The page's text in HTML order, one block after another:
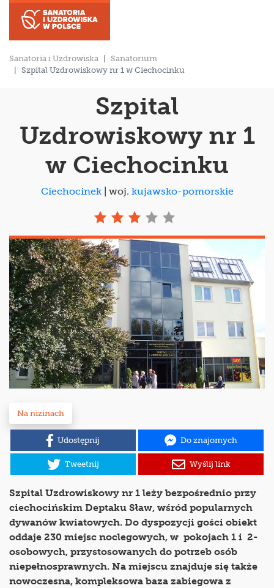
Sanatoria i Uzdrowiska
Sanatorium
Szpital Uzdrowiskowy nr 1 w Ciechocinku
Szpital
Uzdrowiskowy nr 1
w Ciechocinku
Ciechocinek| woj. kujawsko-pomorskie
Na nizinach
Udostępnij Do znajomych
Tweetnij Wyślij link
Szpital Uzdrowiskowy nr 1 leży bezpośrednio przy
ciechocińskim Deptaku Sław, wśród popularnych
dywanów kwiatowych. Do dyspozycji gości obiekt
oddaje 230 miejsc noclegowych, w pokojach 1 i 2-
osobowych, przystosowanych do potrzeb osób
niepełnosprawnych. Na miejscu znajduje się także
nowoczesna, kompleksowa baza zabiegowa z